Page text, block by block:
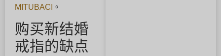
MITUBACI 。
购买新结婚
戒指的缺点